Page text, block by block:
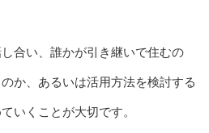
合い、誰かが引き継いで住むの
か、あるいは活用方法を検討する
いくことが大切です。